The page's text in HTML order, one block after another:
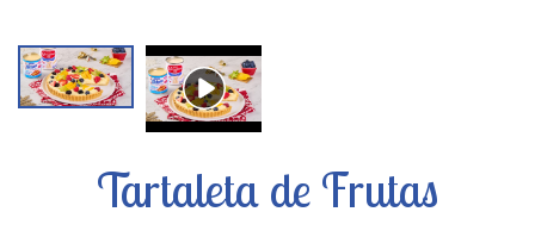
Tartaleta de Frutas